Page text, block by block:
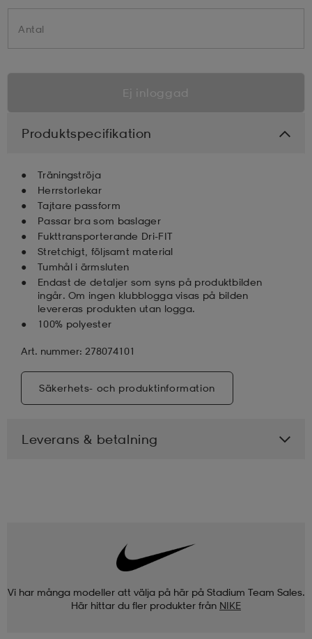
Antal
Ej inloggad
Produktspecifikation
Träningströja
Herrstorlekar
Tajtare passform
Passar bra som baslager
Fukttransporterande Dri-FIT
Stretchigt, följsamt material
Tumhål i ärmsluten
Endast de detaljer som syns på produktbilden
ingår. Om ingen klubblogga visas på bilden
levereras produkten utan logga.
100% polyester
Art. nummer: 278074101
Säkerhets- och produktinformation
Leverans & betalning
Vi har många modeller att välja på här på Stadium Team Sales.
Här hittar du fler produkter från NIKE